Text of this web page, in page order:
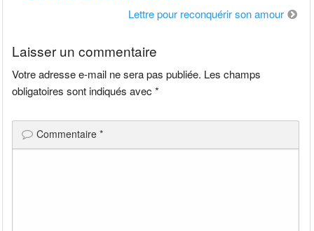
Lettre pour reconquérir son amour
Laisser un commentaire
Votre adresse e-mail ne sera pas publiée. Les champs
obligatoires sont indiqués avec*
Commentaire*